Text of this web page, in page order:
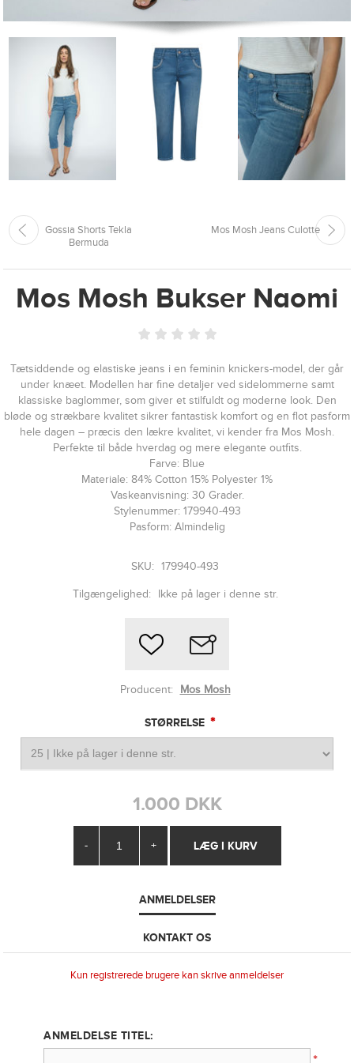
Gossia Shorts Tekla
Bermuda
Mos Mosh Jeans Culotte
Mos Mosh Bukser Naomi
Tætsiddende og elastiske jeans i en feminin knickers-model, der går
under knæet. Modellen har fine detaljer ved sidelommerne samt
klassiske baglommer, som giver et stilfuldt og moderne look. Den
bløde og strækbare kvalitet sikrer fantastisk komfort og en flot pasform
hele dagen – præcis den lækre kvalitet, vi kender fra Mos Mosh.
Perfekte til både hverdag og mere elegante outfits.
Farve: Blue
Materiale: 84% Cotton 15% Polyester 1%
Vaskeanvisning: 30 Grader.
Stylenummer: 179940-493
Pasform: Almindelig
SKU: 179940-493
Tilgængelighed: Ikke på lager i denne str.
Producent: Mos Mosh
STØRRELSE *
1.000 DKK
- +
ANMELDELSER
KONTAKT OS
Kun registrerede brugere kan skrive anmeldelser
ANMELDELSE TITEL: